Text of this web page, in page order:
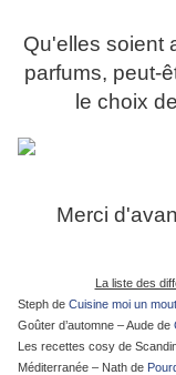
Qu'elles soient
parfums, peut-
le choix
Merci
La liste des
Steph de Cuisine moi un
Goûter d’automne – Aude de
Les recettes cosy de
Méditerranée – Nath de